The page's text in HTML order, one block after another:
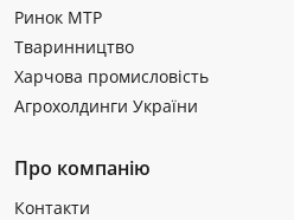
Ринок МТР
Тваринництво
Харчова промисловість
Агрохолдинги України
Про компанію
Контакти